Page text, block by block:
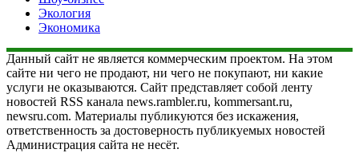
Экология
Экономика
Данный сайт не является коммерческим проектом. На этом
сайте ни чего не продают, ни чего не покупают, ни какие
услуги не оказываются. Сайт представляет собой ленту
новостей RSS канала news.rambler.ru, kommersant.ru,
newsru.com. Материалы публикуются без искажения,
ответственность за достоверность публикуемых новостей
Администрация сайта не несёт.